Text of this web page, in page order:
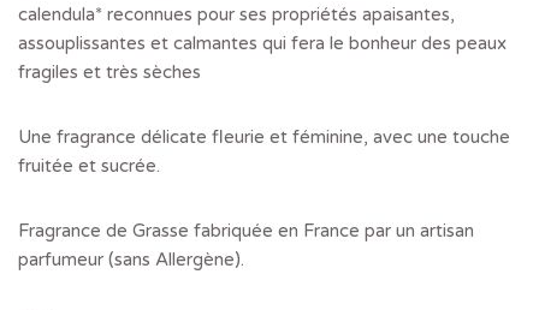
calendula* reconnues pour ses propriétés apaisantes,
assouplissantes et calmantes qui fera le bonheur des peaux
fragiles et très sèches
Une fragrance délicate fleurie et féminine, avec une touche
fruitée et sucrée.
Fragrance de Grasse fabriquée en France par un artisan
parfumeur (sans Allergène).